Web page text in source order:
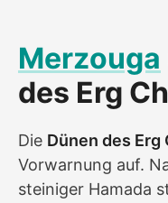
Merzouga
des Erg
Die Dünen des Erg
Vorwarnung auf.
steiniger Hamada